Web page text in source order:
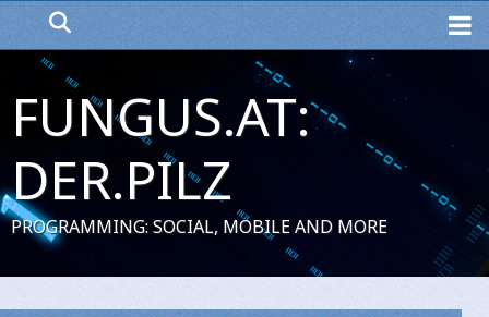
FUNGUS.AT:
DER.PILZ
PROGRAMMING: SOCIAL, MOBILE AND MORE